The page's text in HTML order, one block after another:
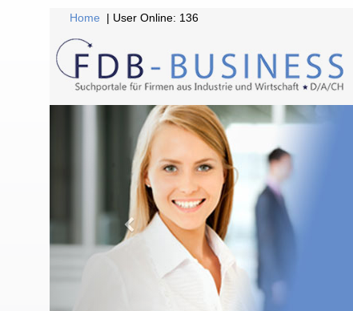
Home | User Online: 136